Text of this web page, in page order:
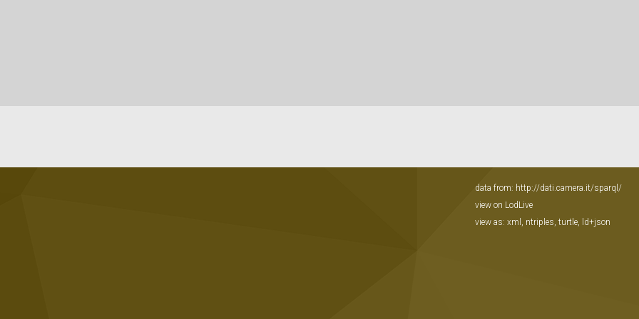
data from: http://dati.camera.it/sparql/
view on LodLive
view as: xml , ntriples, turtle, ld+json